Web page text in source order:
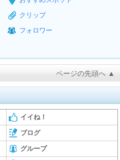
クリップ
フォロワー
ページの先頭へ ▲
イイね！
ブログ
グループ